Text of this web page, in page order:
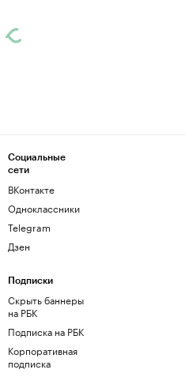
Социальные
сети
ВКонтакте
Одноклассники
Telegram
Дзен
Подписки
Скрыть баннеры
на РБК
Подписка на РБК
Корпоративная
подписка